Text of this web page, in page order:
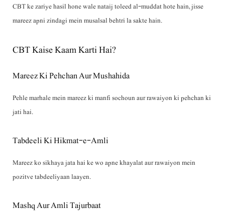
CBT ke zariye hasil hone wale nataij toleed al-muddat hote hain, jisse
mareez apni zindagi mein musalsal behtri la sakte hain.
CBT Kaise Kaam Karti Hai?
Mareez Ki Pehchan Aur Mushahida
Pehle marhale mein mareez ki manfi sochoun aur rawaiyon ki pehchan ki
jati hai.
Tabdeeli Ki Hikmat-e-Amli
Mareez ko sikhaya jata hai ke wo apne khayalat aur rawaiyon mein
pozitve tabdeeliyaan laayen.
Mashq Aur Amli Tajurbaat